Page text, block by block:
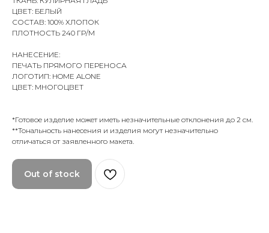
ЦВЕТ: БЕЛЫЙ
СОСТАВ: 100% ХЛОПОК
ПЛОТНОСТЬ 240 ГР/М
НАНЕСЕНИЕ:
ПЕЧАТЬ ПРЯМОГО ПЕРЕНОСА
ЛОГОТИП: HOME ALONE
ЦВЕТ: МНОГОЦВЕТ
*Готовое изделие может иметь незначительные отклонения до 2 см.
**Тональность нанесения и изделия могут незначительно
отличаться от заявленного макета.
Out of stock